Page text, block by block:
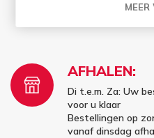
Bestellingen op
AFHALEN:
Di t.e.m. Za: Uw
voor u klaar
Bestellingen op
vanaf dinsdag